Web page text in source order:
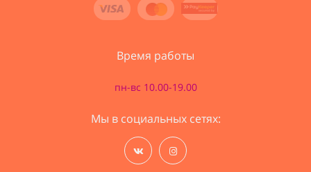
Время работы
пн-вс 10.00-19.00
Мы в социальных сетях: